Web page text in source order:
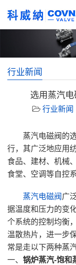
行业新闻
选用蒸汽
行业新闻
蒸汽电磁阀的
行，其广泛地应用
食品、建材、机械
食堂、空调等自控系
蒸汽电磁阀 广
据温度和压力的变
个系统的控制均衡
温散热片，进一步
常是走以下两种蒸汽
一、 锅炉蒸汽-饱和